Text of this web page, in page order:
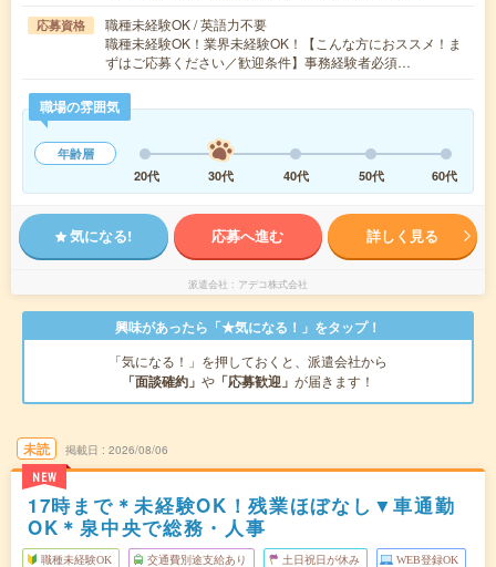
応募資格
職種未経験OK / 英語力不要
職種未経験OK！業界未経験OK！【こんな方におススメ！ま
ずはご応募ください／歓迎条件】事務経験者必須…
職場の雰囲気
年齢層
20代
30代 40代 50代 60代
気になる! 応募へ進む 詳しく見る
派遣会社 アデコ株式会社
興味があったら「★気になる！」をタップ！
「気になる！」を押しておくと、派遣会社から
「面談確約」 や 「応募歓迎」 が届きます！
未読
NEW
掲載日 2026/08/06
17時まで＊未経験OK！残業ほぼなし▼車通勤
OK＊泉中央で総務・人事
職種未経験OK 交通費別途支給あり 土日祝日が休み WEB登録OK